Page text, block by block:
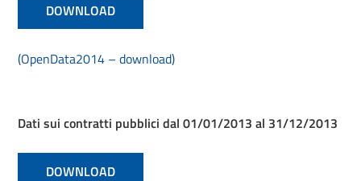
DOWNLOAD
(OpenData2014 – download)
Dati sui contratti pubblici dal 01/01/2013 al 31/12/2013
DOWNLOAD